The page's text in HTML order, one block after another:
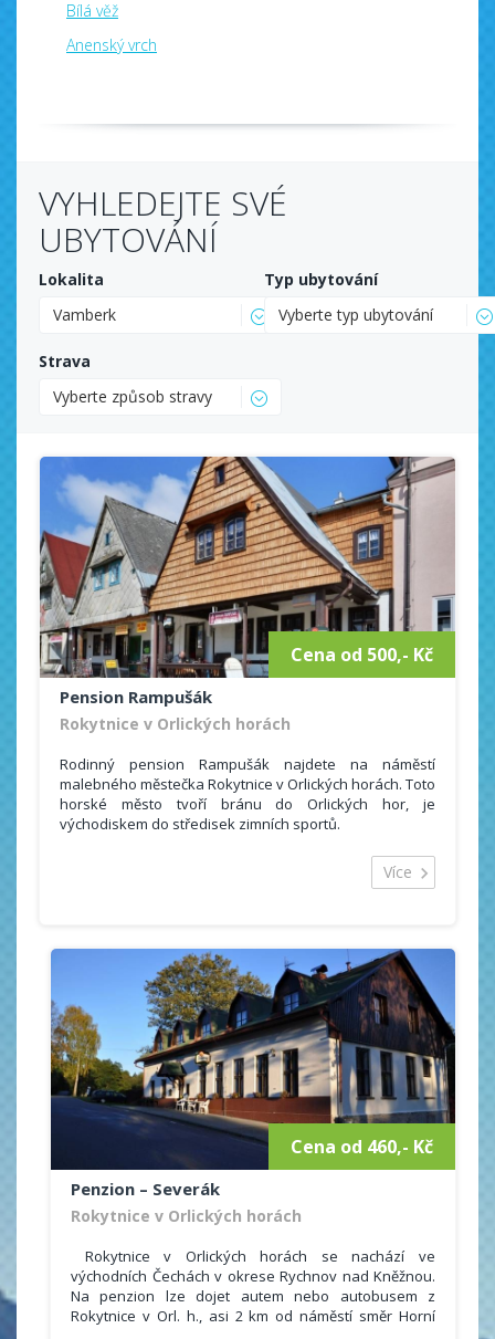
Bílá věž
Anenský vrch
VYHLEDEJTE SVÉ
UBYTOVÁNÍ
Lokalita
Vamberk
Typ ubytování
Vyberte typ ubytování
Strava
Vyberte způsob stravy
Cena od 500,- Kč
Pension Rampušák
Rokytnice v Orlických horách
Rodinný pension Rampušák najdete na náměstí
malebného městečka Rokytnice v Orlických horách. Toto
horské město tvoří bránu do Orlických hor, je
východiskem do středisek zimních sportů.
Nabízíme ubytování v jedenácti 2-,3- a 4-lůžkových
pokojích s vlastním sociálním zařízením a TV. Součástí
a to i méně zdatným sportovcům bez vlastního
sportovního vybavení - 100 m od pensionu je k dispozici
půjčovna lyží (běžeckých i sjezdových).
Více
Cena od 460,- Kč
Penzion – Severák
Rokytnice v Orlických horách
Rokytnice v Orlických horách se nachází ve
východních Čechách v okrese Rychnov nad Kněžnou.
Na penzion lze dojet autem nebo autobusem z
Rokytnice v Orl. h., asi 2 km od náměstí směr Horní